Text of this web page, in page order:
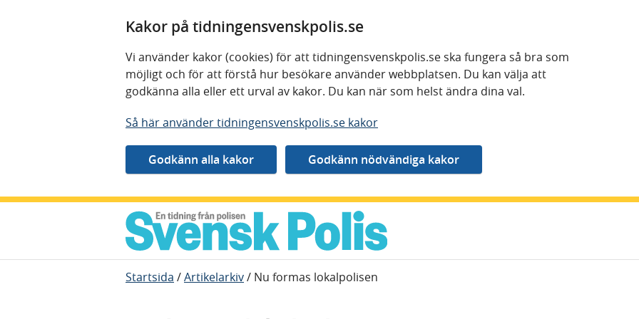
Kakor på tidningensvenskpolis.se
Vi använder kakor (cookies) för att tidningensvenskpolis.se ska fungera så bra som
möjligt och för att förstå hur besökare använder webbplatsen. Du kan välja att
godkänna alla eller ett urval av kakor. Du kan när som helst ändra dina val.
Så här använder tidningensvenskpolis.se kakor
Startsida /Artikelarkiv/ Nu formas lokalpolisen